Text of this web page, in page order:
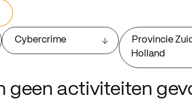
Cybercrime
Provincie
Holland
geen activiteiten